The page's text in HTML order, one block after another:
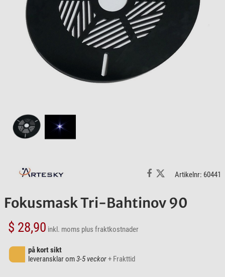
Artikelnr: 60441
Fokusmask Tri-Bahtinov 90
$ 28,90 inkl. moms plus fraktkostnader
på kort sikt
leveransklar om3-5 veckor+ Frakttid